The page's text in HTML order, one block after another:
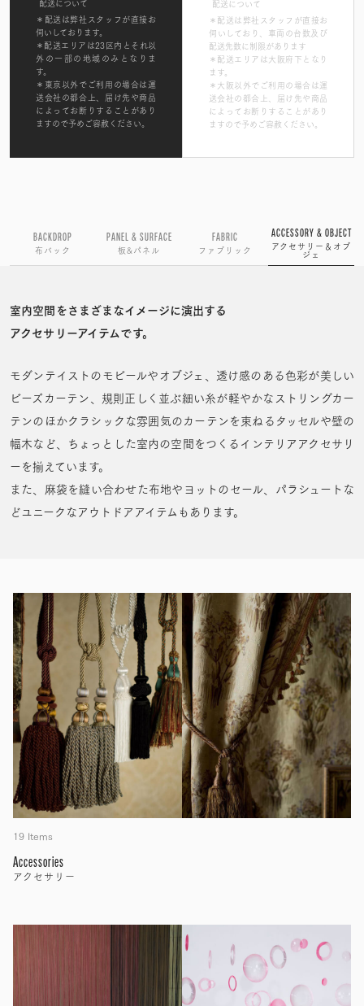
配送について
＊配送は弊社スタッフが直接お
伺いしております。
＊配送エリアは23区内とそれ以
外の一部の地域のみとなりま
す。
＊東京以外でご利用の場合は運
送会社の都合上、届け先や商品
によってお断りすることがあり
ますので予めご容赦ください。
配送について
＊配送は弊社スタッフが直接お
伺いしており、車両の台数及び
配送先数に制限があります
＊配送エリアは大阪府下となり
ます。
＊大阪以外でご利用の場合は運
送会社の都合上、届け先や商品
によってお断りすることがあり
ますので予めご容赦ください。
BACKDROP
布バック
PANEL & SURFACE
板&パネル
FABRIC
ファブリック
ACCESSORY & OBJECT
アクセサリー＆オブ
ジェ
室内空間をさまざまなイメージに演出する
アクセサリーアイテムです。
モダンテイストのモビールやオブジェ、 透け感のある色彩が美しい
ビーズカーテン、 規則正しく並ぶ細い糸が軽やかなストリングカー
テンのほかクラシックな雰囲気のカーテンを束ねるタッセルや壁の
幅木など、 ちょっとした室内の空間をつくるインテリアアクセサリ
ーを揃えています。
また、麻袋を縫い合わせた布地やヨットのセール、パラシュートな
どユニークなアウトドアアイテムもあります。
19 Items
Accessories
アクセサリー